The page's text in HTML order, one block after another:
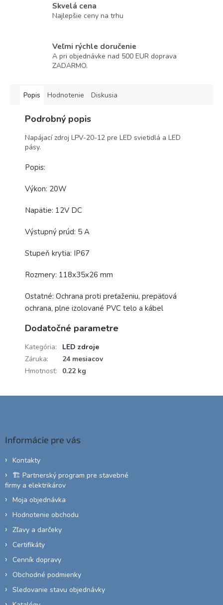
Skvelá cena
Najlepšie ceny na trhu
Veľmi rýchle doručenie
A pri objednávke nad 500 EUR doprava
ZADARMO.
Popis Hodnotenie Diskusia
Podrobný popis
Napájací zdroj LPV-20-12 pre LED svietidlá a LED
pásy.
Popis:
Výkon: 20W
Napätie: 12V DC
Výstupný prúd: 5 A
Stupeň krytia: IP67
Rozmery: 118x35x26 mm
Ostatné: Ochrana proti preťaženiu, prepäťová
ochrana, plne izolované PVC telo a kábel
Dodatočné parametre
Kategória:
LED zdroje
Záruka:
24 mesiacov
Hmotnosť: 0.22 kg
Informácie pre vás
Kontakty
🏗️ Partnerský program pre stavebné
firmy a elektrikárov
Moja objednávka
Hodnotenie obchodu
Zľavy a darčeky
Certifikáty
Cenník dopravy
Obchodné podmienky
Sledovanie stavu objednávky